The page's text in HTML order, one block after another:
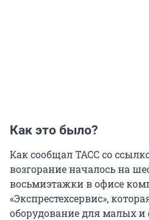
Как это было?
Как сообщал ТАСС со
возгорание началось на
восьмиэтажки в офисе
«Экспрестехсервис»,
оборудование для малых